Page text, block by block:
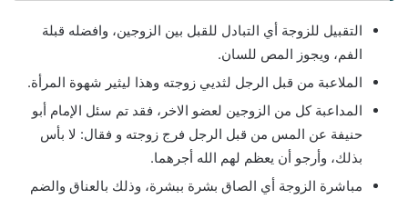
التقبيل للزوجة أي التبادل للقبل بين الزوجين، وافضله قبلة
الفم، ويجوز المص للسان.
الملاعبة من قبل الرجل لثديي زوجته وهذا ليثير شهوة المرأة.
المداعبة كل من الزوجين لعضو الاخر، فقد تم سئل الإمام أبو
حنيفة عن المس من قبل الرجل فرج زوجته و فقال: لا بأس
بذلك، وأرجو أن يعظم لهم الله أجرهما.
مباشرة الزوجة أي الصاق بشرة ببشرة، وذلك بالعناق والضم